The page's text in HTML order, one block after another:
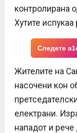
контролирана
Хутите
Следете
Жителите на
насочени кон
електрани.
нападот и рече